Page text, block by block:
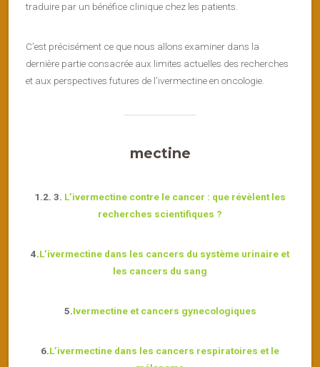
traduire par un bénéfice clinique chez les patients.
C’est précisément ce que nous allons examiner dans la
dernière partie consacrée aux limites actuelles des recherches
et aux perspectives futures de l’ivermectine en oncologie.
mectine
1.2. 3. L’ivermectine contre le cancer : que révèlent les
recherches scientifiques ?
4.L’ivermectine dans les cancers du système urinaire et
les cancers du sang
5.Ivermectine et cancers gynecologiques
6.L’ivermectine dans les cancers respiratoires et le